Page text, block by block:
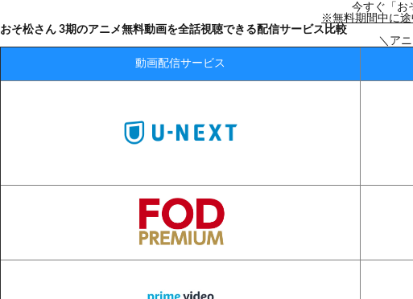
今すぐ「お
※無料期間中に途
おそ松さん 3期のアニメ無料動画を全話視聴できる配信サービス比較
＼ア
動画配信サービス